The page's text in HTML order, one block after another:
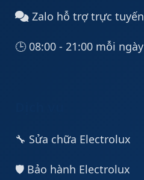
Zalo hỗ trợ trực tuyến
🕒 08:00 - 21:00 mỗi ngày
🔧 Sửa chữa Electrolux
🛡️ Bảo hành Electrolux